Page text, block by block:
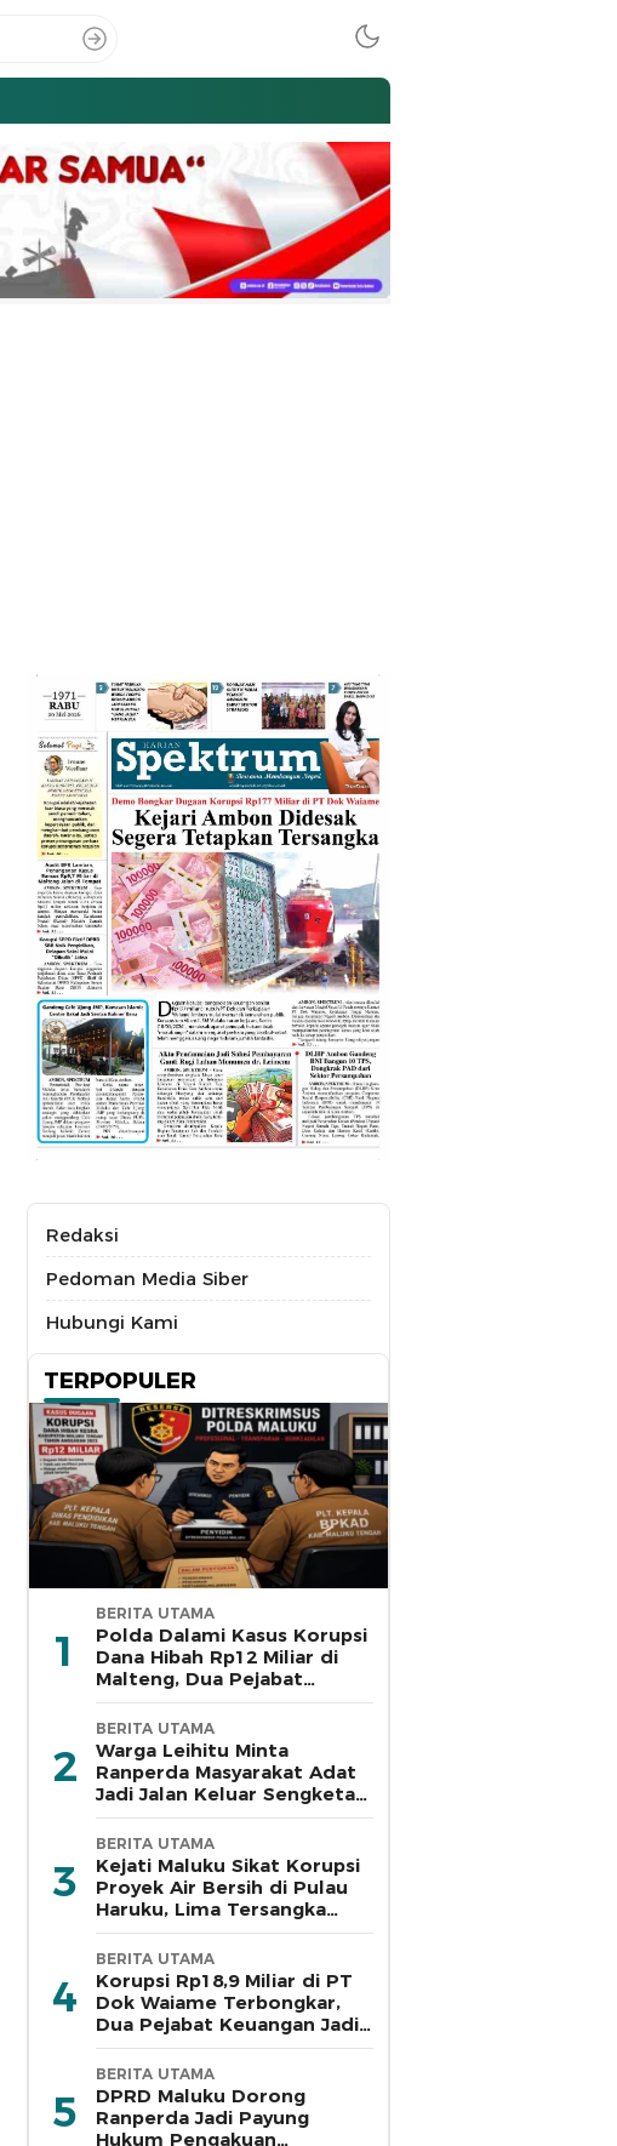
Redaksi
Pedoman Media Siber
Hubungi Kami
TERPOPULER
1
BERITA UTAMA
Polda Dalami Kasus Korupsi
Dana Hibah Rp12 Miliar di
Malteng, Dua Pejabat
Pemkab Diperiksa
2
BERITA UTAMA
Warga Leihitu Minta
Ranperda Masyarakat Adat
Jadi Jalan Keluar Sengketa
Enam Dusun Tanjung Sial
3
BERITA UTAMA
Kejati Maluku Sikat Korupsi
Proyek Air Bersih di Pulau
Haruku, Lima Tersangka
Ditahan
4
BERITA UTAMA
Korupsi Rp18,9 Miliar di PT
Dok Waiame Terbongkar,
Dua Pejabat Keuangan Jadi
Tersangka
5
BERITA UTAMA
DPRD Maluku Dorong
Ranperda Jadi Payung
Hukum Pengakuan